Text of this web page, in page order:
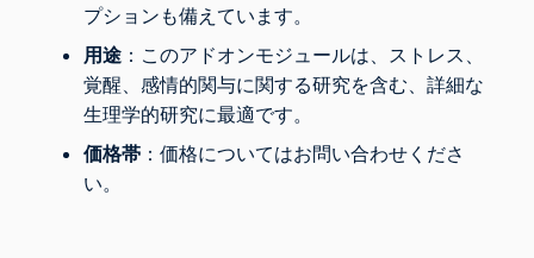
プションも備えています。
用途 ：このアドオンモジュールは、ストレス、
覚醒、感情的関与に関する研究を含む、詳細な
生理学的研究に最適です。
価格帯 ：価格についてはお問い合わせくださ
い。